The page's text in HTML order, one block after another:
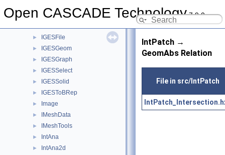
Open CASCADE Technology7.9.0
IGESDimen
► IGESFile
► IGESGeom
► IGESGraph
► IGESSelect
► IGESSolid
► IGESToBRep
► Image
► IMeshData
► IMeshTools
► IntAna
► IntAna2d
IntPatch →
GeomAbs Relation
File in src/IntPatch